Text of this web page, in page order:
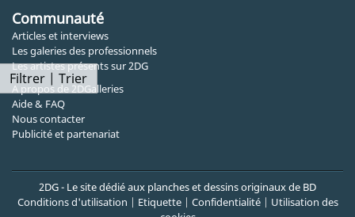
Filtrer | Trier
Communauté
Articles et interviews
Les galeries des professionnels
Les artistes présents sur 2DG
A propos de 2DGalleries
Aide & FAQ
Nous contacter
Publicité et partenariat
2DG - Le site dédié aux planches et dessins originaux de BD
Conditions d'utilisation | Etiquette| Confidentialité| Utilisation des